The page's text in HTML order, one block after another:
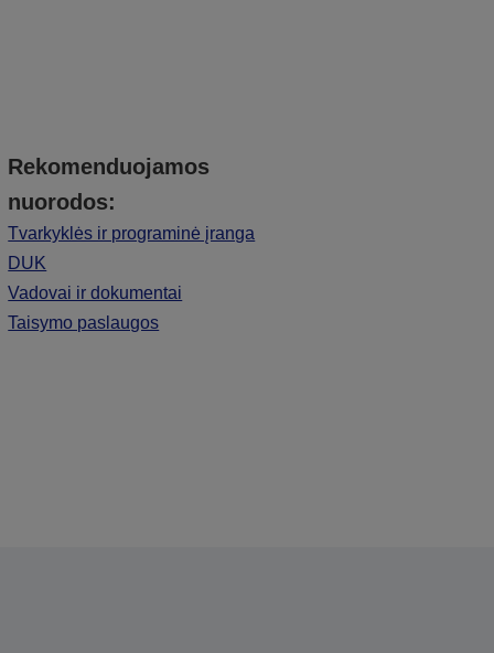
Rekomenduojamos
nuorodos:
Tvarkyklės ir programinė įranga
DUK
Vadovai ir dokumentai
Taisymo paslaugos